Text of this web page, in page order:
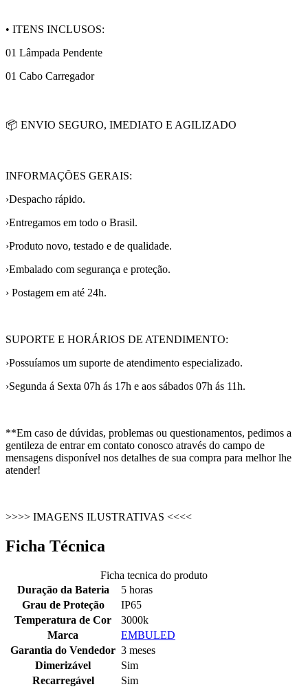
• ITENS INCLUSOS:
01 Lâmpada Pendente
01 Cabo Carregador
📦 ENVIO SEGURO, IMEDIATO E AGILIZADO
INFORMAÇÕES GERAIS:
›Despacho rápido.
›Entregamos em todo o Brasil.
›Produto novo, testado e de qualidade.
›Embalado com segurança e proteção.
› Postagem em até 24h.
SUPORTE E HORÁRIOS DE ATENDIMENTO:
›Possuíamos um suporte de atendimento especializado.
›Segunda á Sexta 07h ás 17h e aos sábados 07h ás 11h.
**Em caso de dúvidas, problemas ou questionamentos, pedimos a
gentileza de entrar em contato conosco através do campo de
mensagens disponível nos detalhes de sua compra para melhor lhe
atender!
>>>> IMAGENS ILUSTRATIVAS <<<<
Ficha Técnica
Ficha tecnica do produto
Duração da Bateria
5 horas
Grau de Proteção
IP65
Temperatura de Cor
3000k
Marca
EMBULED
Garantia do Vendedor 3 meses
Dimerizável
Sim
Recarregável
Sim